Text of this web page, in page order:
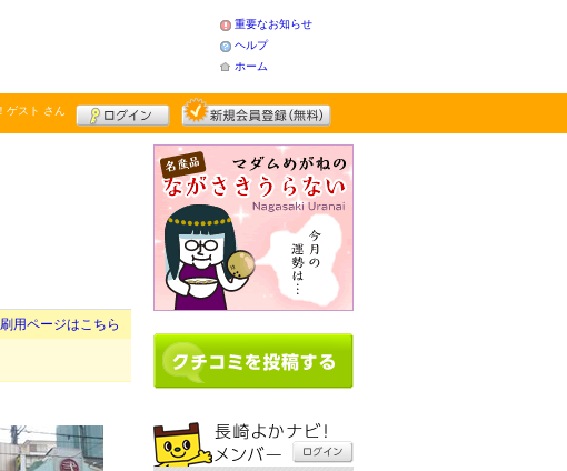
重要なお知らせ
ヘルプ
ホーム
ゲスト さん
用ページはこちら